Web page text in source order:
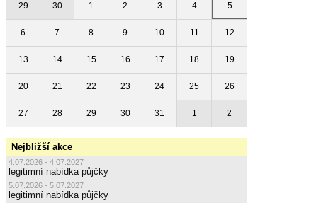
29 30 1 2 3 4 5
6 7 8 9 10 11 12
13 14 15 16 17 18 19
20 21 22 23 24 25 26
27 28 29 30 31 1 2
Nejbližší akce
4.07.2026 - 4.07.2027
legitimní nabídka půjčky
5.07.2026 - 5.07.2027
legitimní nabídka půjčky